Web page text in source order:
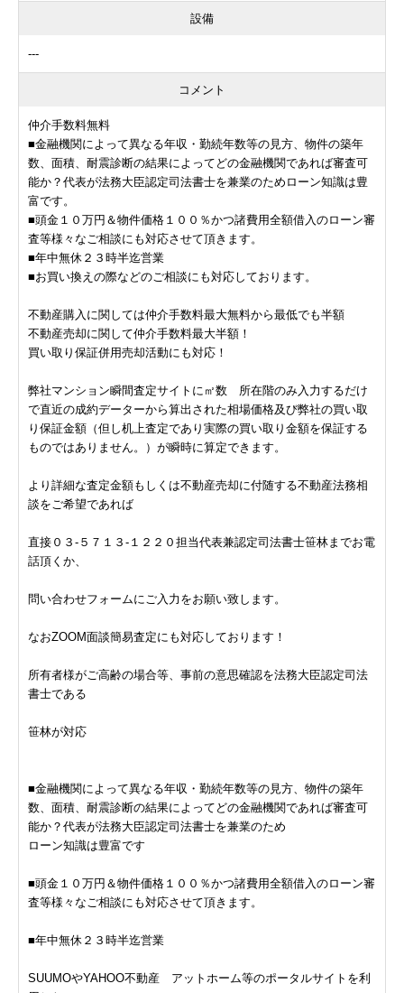
設備
---
コメント
仲介手数料無料
■金融機関によって異なる年収・勤続年数等の見方、物件の築年
数、面積、耐震診断の結果によってどの金融機関であれば審査可
能か？代表が法務大臣認定司法書士を兼業のためローン知識は豊
富です。
■頭金１０万円＆物件価格１００％かつ諸費用全額借入のローン審
査等様々なご相談にも対応させて頂きます。
■年中無休２３時半迄営業
■お買い換えの際などのご相談にも対応しております。
不動産購入に関しては仲介手数料最大無料から最低でも半額
不動産売却に関して仲介手数料最大半額！
買い取り保証併用売却活動にも対応！
弊社マンション瞬間査定サイトに㎡数 所在階のみ入力するだけ
で直近の成約データーから算出された相場価格及び弊社の買い取
り保証金額（但し机上査定であり実際の買い取り金額を保証する
ものではありません。）が瞬時に算定できます。
より詳細な査定金額もしくは不動産売却に付随する不動産法務相
談をご希望であれば
直接０３-５７１３-１２２０担当代表兼認定司法書士笹林までお電
話頂くか、
問い合わせフォームにご入力をお願い致します。
なおZOOM面談簡易査定にも対応しております！
所有者様がご高齢の場合等、事前の意思確認を法務大臣認定司法
書士である
笹林が対応
■金融機関によって異なる年収・勤続年数等の見方、物件の築年
数、面積、耐震診断の結果によってどの金融機関であれば審査可
能か？代表が法務大臣認定司法書士を兼業のため
ローン知識は豊富です
■頭金１０万円＆物件価格１００％かつ諸費用全額借入のローン審
査等様々なご相談にも対応させて頂きます。
■年中無休２３時半迄営業
SUUMOやYAHOO不動産 アットホーム等のポータルサイトを利